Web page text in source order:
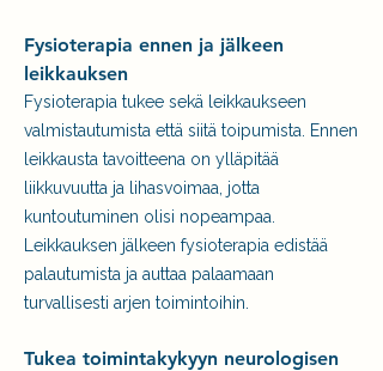
Fysioterapia ennen ja jälkeen
leikkauksen
Fysioterapia tukee sekä leikkaukseen
valmistautumista että siitä toipumista. Ennen
leikkausta tavoitteena on ylläpitää
liikkuvuutta ja lihasvoimaa, jotta
kuntoutuminen olisi nopeampaa.
Leikkauksen jälkeen fysioterapia edistää
palautumista ja auttaa palaamaan
turvallisesti arjen toimintoihin.
Tukea toimintakykyyn neurologisen